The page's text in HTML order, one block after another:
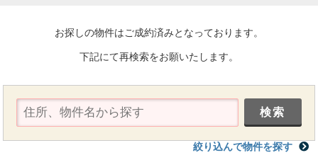
お探しの物件はご成約済みとなっております。
下記にて再検索をお願いたします。
絞り込んで物件を探す